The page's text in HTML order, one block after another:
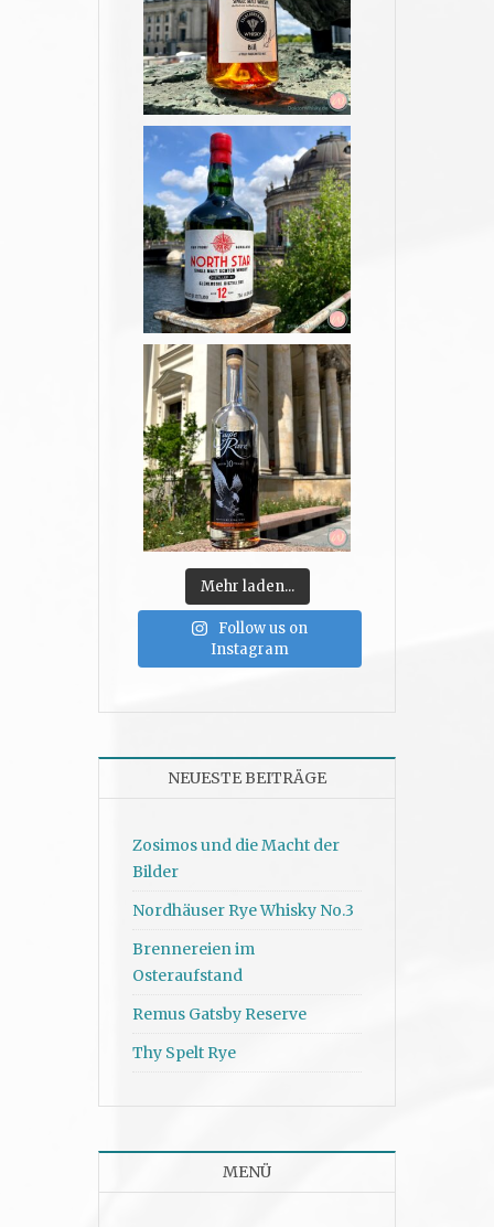
Mehr laden...
Follow us on
Instagram
NEUESTE BEITRÄGE
Zosimos und die Macht der
Bilder
Nordhäuser Rye Whisky No.3
Brennereien im
Osteraufstand
Remus Gatsby Reserve
Thy Spelt Rye
MENÜ